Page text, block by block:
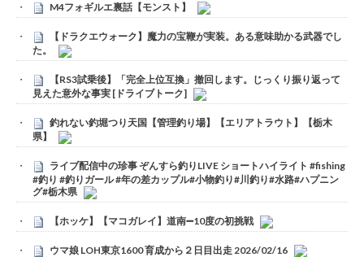
M4フォギルエ裏話【モンスト】
【ドラクエウォーク】魔力の宝鞭が実装。ある意味助かる武器でし
た。
【RS3試乗後】「完全上位互換」撤回します。じっくり振り返って
見えた意外な事実 [ドライブトーク]
釣れない釣堀つり天国【管理釣り場】【エリアトラウト】【栃木
県】
ライブ配信中の珍事 ぞんすら釣りLIVE ショートハイライト #fishing
#釣り #釣りガール #年の差カップル#小物釣り#川釣り#水路#ハプニン
グ#栃木県
【ホッケ】【マコガレイ】道南➖10度の初挑戦
ウマ娘 LOH東京1600 育成から２日目出走 2026/02/16